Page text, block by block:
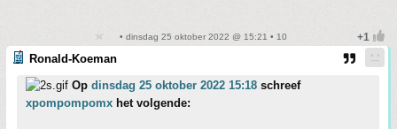
• dinsdag 25 oktober 2022 @ 15:21 • 10
Ronald-Koeman
Op dinsdag 25 oktober 2022 15:18 schreef
xpompompomx het volgende: